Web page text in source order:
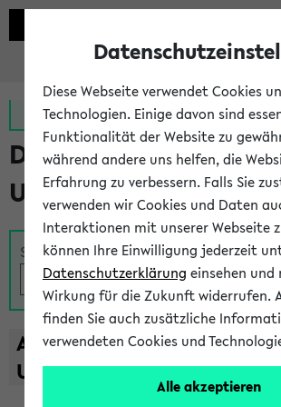
Zur MeineUni App Zum
Das Lehrangebot der
Universität Bielefeld
Suche
A B C D E F G H I J K L M N
U
V W X
Diese Webseite verwendet Cookies
Technologien. Einige davon sind
Funktionalität der Website zu
während andere uns helfen, die
Erfahrung zu verbessern. Falls Sie
verwenden wir Cookies und Daten
Interaktionen mit unserer Webseite
können Ihre Einwilligung jederzeit
Datenschutzerklärung einsehen
Wirkung für die Zukunft widerrufen.
finden Sie auch zusätzliche
verwendeten Cookies und
Alle akzeptieren